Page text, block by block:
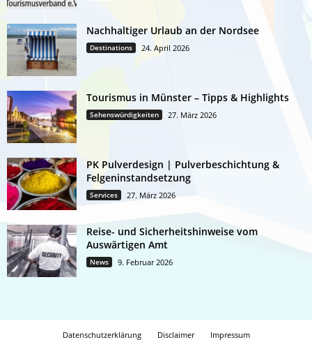
Nachhaltiger Urlaub an der Nordsee
Destinations 24. April 2026
Tourismus in Münster – Tipps & Highlights
Sehenswürdigkeiten 27. März 2026
PK Pulverdesign | Pulverbeschichtung &
Felgeninstandsetzung
Services 27. März 2026
Reise- und Sicherheitshinweise vom
Auswärtigen Amt
News 9. Februar 2026
Datenschutzerklärung Disclaimer
Impressum